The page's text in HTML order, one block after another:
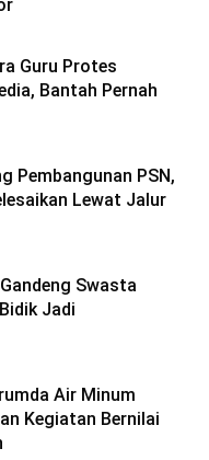
Guru Protes
Bantah Pernah
Pembangunan PSN,
Lewat Jalur
Swasta
Jadi
Air Minum
Kegiatan Bernilai